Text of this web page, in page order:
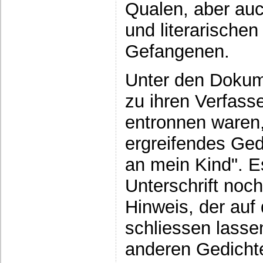
Qualen, aber
und
Gefangenen.
Unter den
zu ihren
entronnen
ergreifendes
an mein Kind".
Unterschrift
Hinweis, der auf
schliessen
anderen